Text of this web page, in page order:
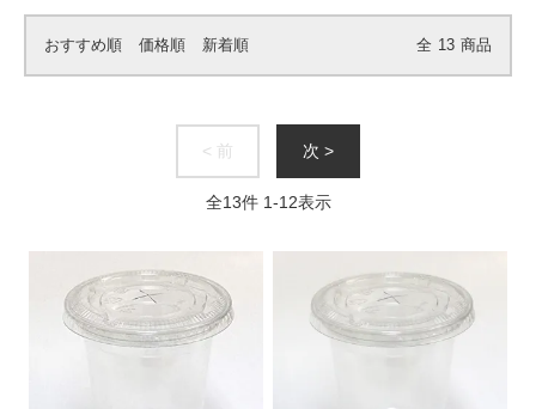
おすすめ順 価格順 新着順 全 13 商品
< 前 次 >
全13件 1-12表示